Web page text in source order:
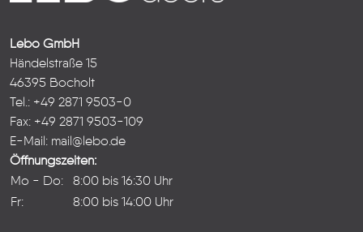
Lebo GmbH
Händelstraße 15
46395 Bocholt
Tel.: +49 2871 9503-0
Fax: +49 2871 9503-109
E-Mail: mail@lebo.de
Öffnungszeiten:
Mo - Do:
8:00 bis 16:30 Uhr
Fr:
8:00 bis 14:00 Uhr